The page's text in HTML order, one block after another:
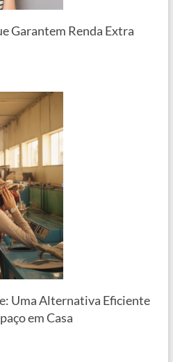
Garantem Renda Extra
Uma Alternativa Eficiente
em Casa